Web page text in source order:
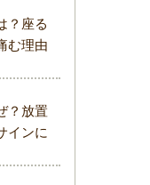
？座る
む理由
？放置
インに